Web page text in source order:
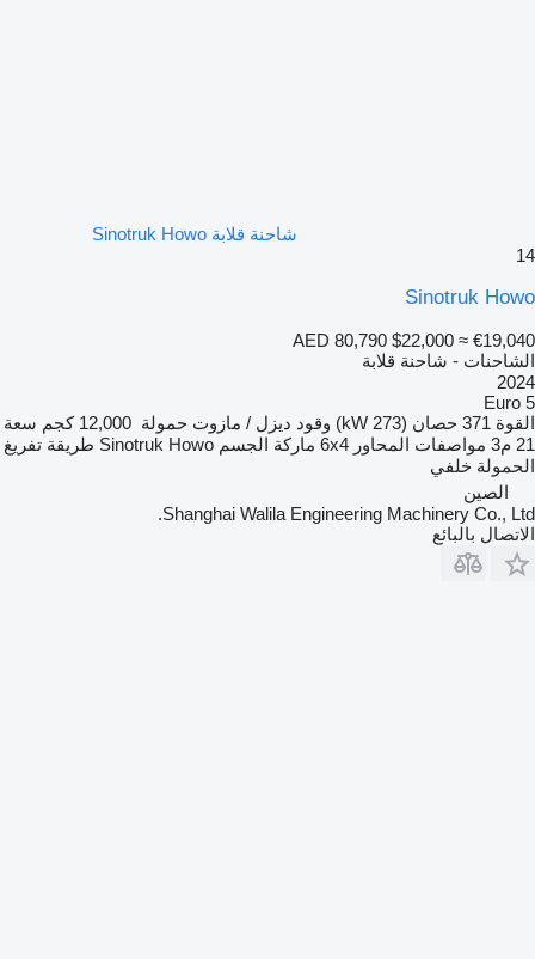
شاحنة قلابة Sinotruk Howo
14
Sinotruk Howo
AED 80,790 $22,000 ≈ €19,040
الشاحنات - شاحنة قلابة
2024
Euro 5
القوة 371 حصان (273 kW) وقود ديزل / مازوت حمولة 12,000 كجم
سعة
21 م3
مواصفات المحاور 6x4 ماركة الجسم Sinotruk Howo طريقة تفريغ
الحمولة خلفي
الصين
Shanghai Walila Engineering Machinery Co., Ltd.
الاتصال بالبائع